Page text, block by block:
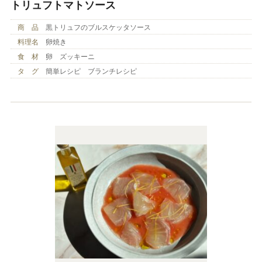
トリュフトマトソース
商 品
黒トリュフのブルスケッタソース
料理名
卵焼き
食 材
卵 ズッキーニ
タ グ
簡単レシピ ブランチレシピ